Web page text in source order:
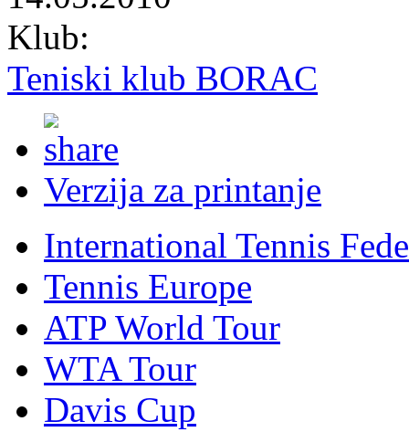
Klub:
Teniski klub BORAC
Verzija za printanje
International Tennis
Tennis Europe
ATP World Tour
WTA Tour
Davis Cup